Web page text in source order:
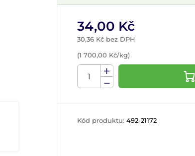
34,00 Kč
30,36 Kč bez DPH
(1 700,00 Kč/kg)
Kód produktu: 492-21172